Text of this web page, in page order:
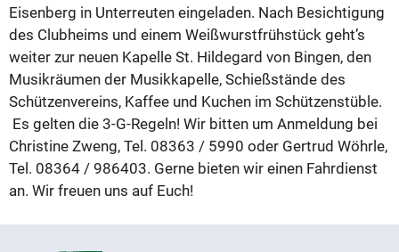
Eisenberg in Unterreuten eingeladen. Nach Besichtigung
des Clubheims und einem Weißwurstfrühstück geht’s
weiter zur neuen Kapelle St. Hildegard von Bingen, den
Musikräumen der Musikkapelle, Schießstände des
Schützenvereins, Kaffee und Kuchen im Schützenstüble.
Es gelten die 3-G-Regeln! Wir bitten um Anmeldung bei
Christine Zweng, Tel. 08363 / 5990 oder Gertrud Wöhrle,
Tel. 08364 / 986403. Gerne bieten wir einen Fahrdienst
an. Wir freuen uns auf Euch!